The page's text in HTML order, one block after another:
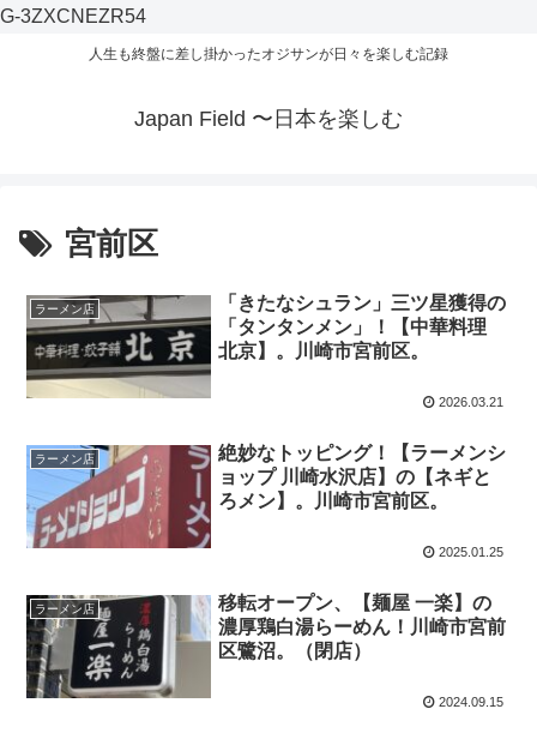
G-3ZXCNEZR54
人生も終盤に差し掛かったオジサンが日々を楽しむ記録
Japan Field 〜日本を楽しむ
宮前区
ラーメン店
「きたなシュラン」三ツ星獲得の
「タンタンメン」！【中華料理
北京】。川崎市宮前区。
2026.03.21
ラーメン店
絶妙なトッピング！【ラーメンシ
ョップ 川崎水沢店】の【ネギと
ろメン】。川崎市宮前区。
2025.01.25
ラーメン店
移転オープン、【麺屋 一楽】の
濃厚鶏白湯らーめん！川崎市宮前
区鷺沼。（閉店）
2024.09.15